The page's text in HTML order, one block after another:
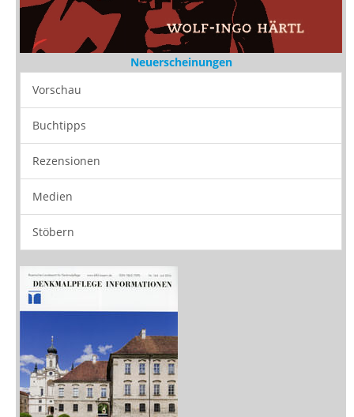
Neuerscheinungen
Vorschau
Buchtipps
Rezensionen
Stöbern